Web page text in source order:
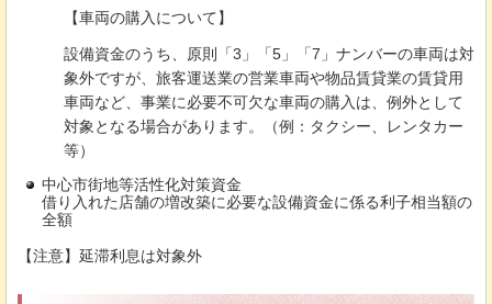
【車両の購入について】
設備資金のうち、原則「3」「5」「7」ナンバーの車両は対
象外ですが、旅客運送業の営業車両や物品賃貸業の賃貸用
車両など、事業に必要不可欠な車両の購入は、例外として
対象となる場合があります。（例：タクシー、レンタカー
等）
中心市街地等活性化対策資金
借り入れた店舗の増改築に必要な設備資金に係る利子相当額の
全額
【注意】延滞利息は対象外